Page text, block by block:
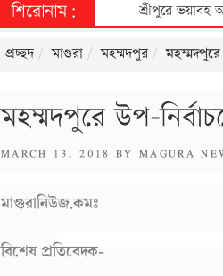
শিরোনাম: শ্রীপুরে ভয়াবহ অগ্নিকাণ্ডে ৩০ লাখ টাকার ক্ষয়ক্ষতি
প্রচ্ছদ মাগুরা মহম্মদপুর মহম্মদপুরে
মহম্মদপুরে উপ-
POSTED
MARCH 13, 2018 BY MAGURA
মাগুরানিউজ.কমঃ
বিশেষ প্রতিবেদক-